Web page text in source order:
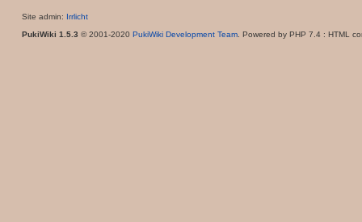
Site admin: Irrlicht
PukiWiki 1.5.3 © 2001-2020 PukiWiki Development Team. Powered by PHP 7.4 : HTML